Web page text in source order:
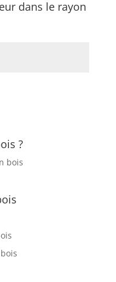
dans le rayon
?